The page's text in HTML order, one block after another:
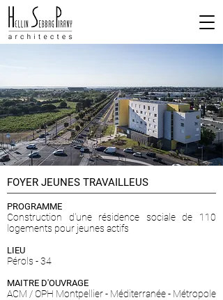
FOYER JEUNES TRAVAILLEUS
PROGRAMME
Construction d'une résidence sociale de 110
logements pour jeunes actifs
LIEU
Pérols - 34
MAITRE D'OUVRAGE
ACM / OPH Montpellier - Méditerranée - Métropole